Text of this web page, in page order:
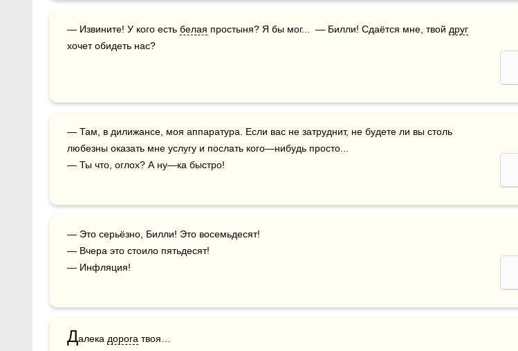
— Извините! У кого есть белая простыня? Я бы мог...  — Билли! Сдаётся мне, твой друг
хочет обидеть нас?
— Там, в дилижансе, моя аппаратура. Если вас не затруднит, не будете ли вы столь
любезны оказать мне услугу и послать кого—нибудь просто...
— Ты что, оглох? А ну—ка быстро!
— Это серьёзно, Билли! Это восемьдесят!
— Вчера это стоило пятьдесят!
— Инфляция!
Далека дорога твоя…